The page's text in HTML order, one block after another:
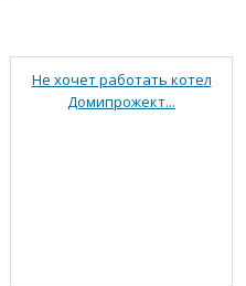
Не хочет работать котел
Домипрожект...